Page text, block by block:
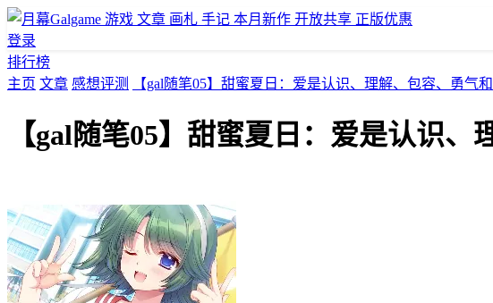
游戏 文章 画札 手记 本月新作 开放共享 正版优惠
登录
排行榜
主页 文章 感想评测 【gal随笔05】甜蜜夏日：爱是认识、理解、包容、勇气
【gal随笔05】甜蜜夏日：爱是认识